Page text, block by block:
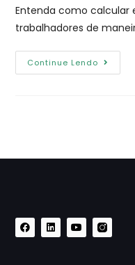
Entenda como calcular
trabalhadores de
Continue Lendo